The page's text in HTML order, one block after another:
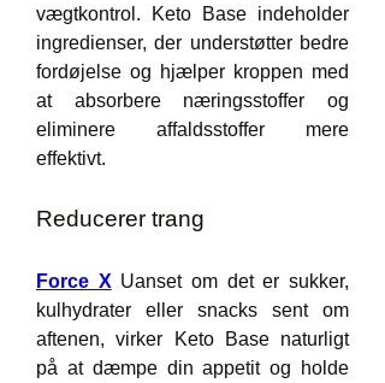
vægtkontrol. Keto Base indeholder
ingredienser, der understøtter bedre
fordøjelse og hjælper kroppen med
at absorbere næringsstoffer og
eliminere affaldsstoffer mere
effektivt.
Reducerer trang
Force X Uanset om det er sukker,
kulhydrater eller snacks sent om
aftenen, virker Keto Base naturligt
på at dæmpe din appetit og holde